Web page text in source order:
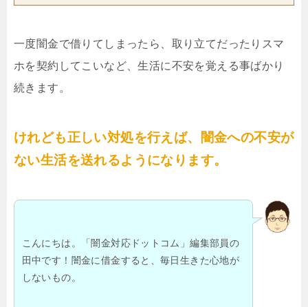
一度闇金で借りてしまったら、取り立てだったりスマ
ホを契約してこいなど、生活に不安を覚える事ばかり
続きます。
けれども正しい対処を行えば、闇金への不安が
ない生活を送れるようになります。
こんにちは。「闇金対応ドットコム」編集部員の
田中です！闇金に借金すると、毎日生きた心地が
しないもの。